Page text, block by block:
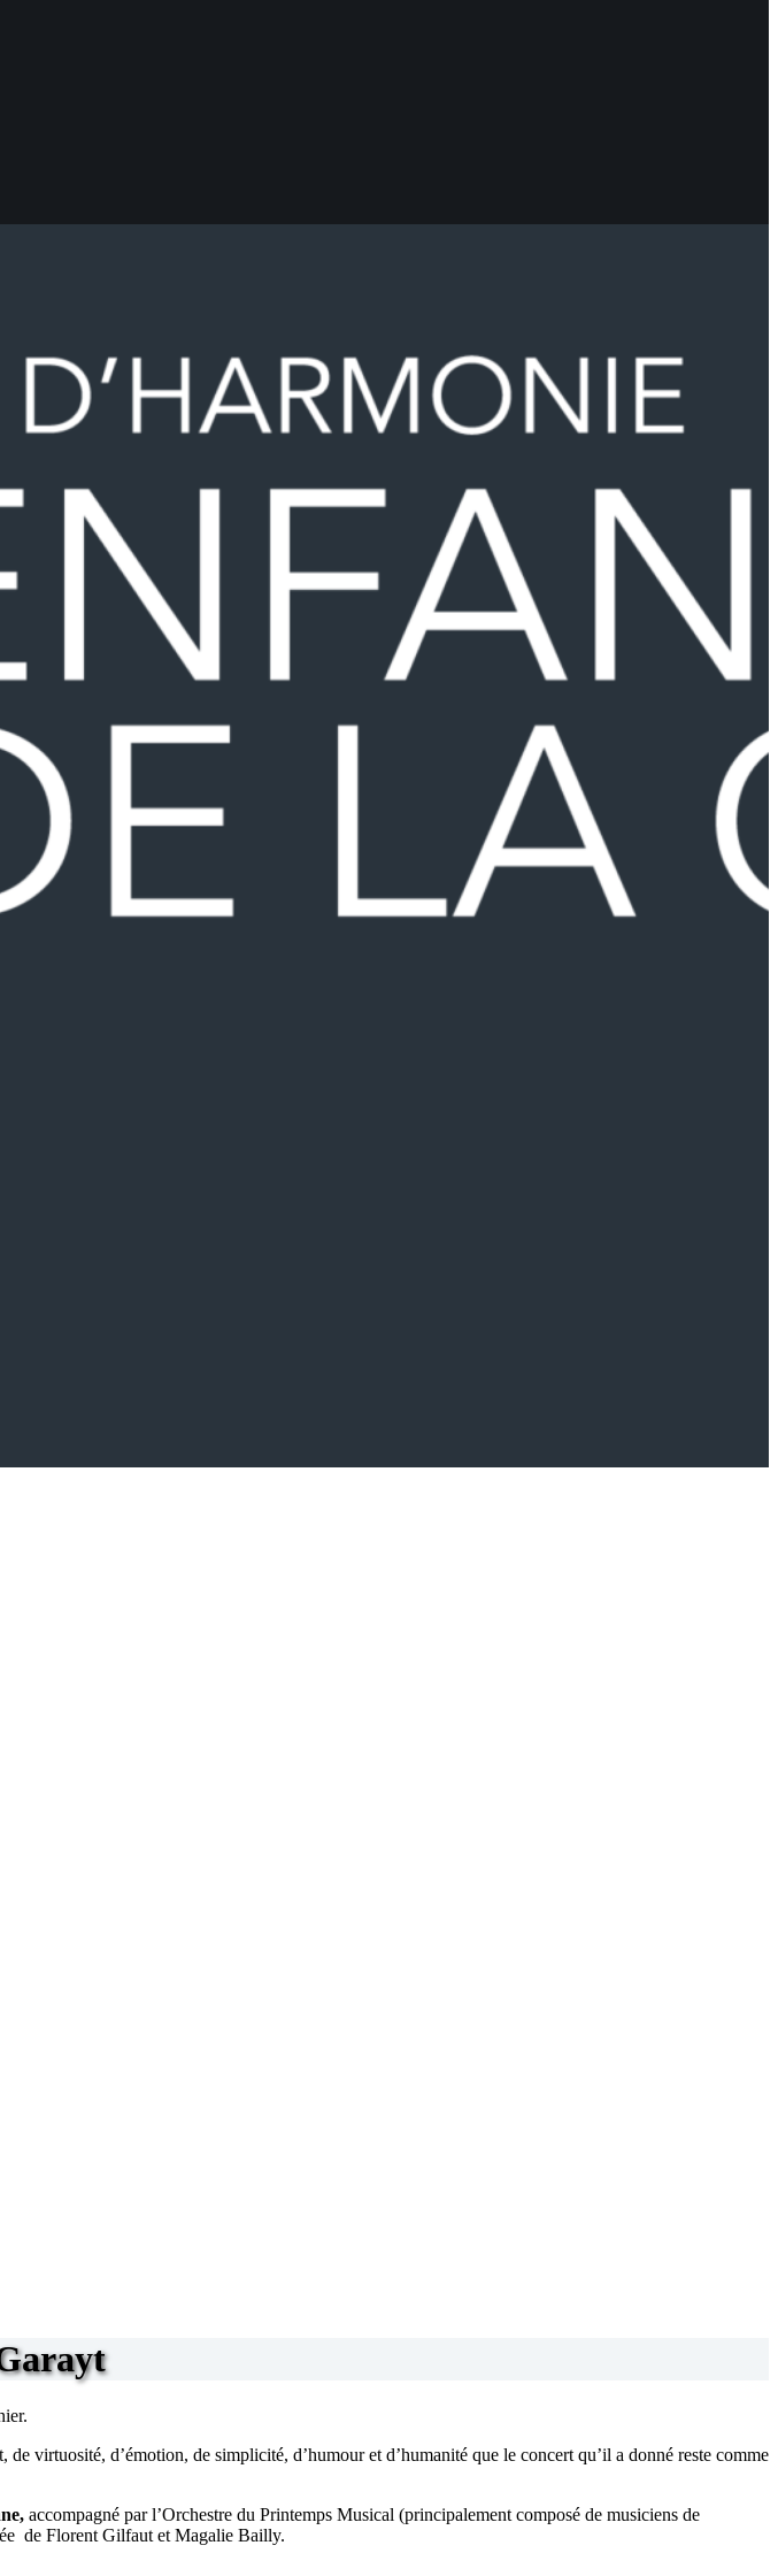
virtuosité, d’émotion, de simplicité, d’humour et d’humanité que le concert qu’il a donné reste comme
, accompagné par l’Orchestre du Printemps Musical (principalement composé de musiciens de
de Florent Gilfaut et Magalie Bailly.